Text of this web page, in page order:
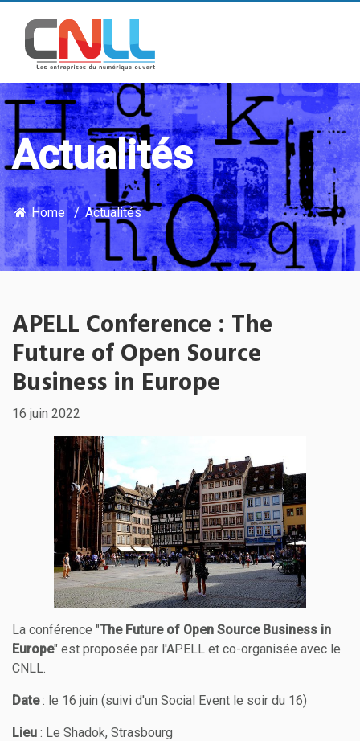
Actualités
Home Actualités
APELL Conference : The
Future of Open Source
Business in Europe
16 juin 2022
La conférence "The Future of Open Source Business in
Europe" est proposée par l'APELL et co-organisée avec le
CNLL.
Date: le 16 juin (suivi d'un Social Event le soir du 16)
Lieu : Le Shadok, Strasbourg